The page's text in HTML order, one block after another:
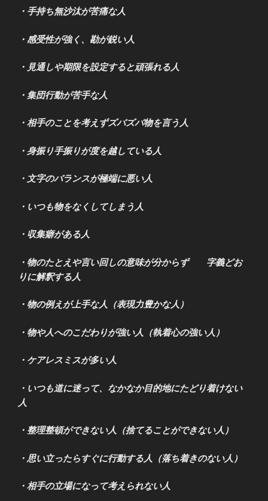
・手持ち無沙汰が苦痛な人
・感受性が強く、勘が鋭い人
・見通しや期限を設定すると頑張れる人
・集団行動が苦手な人
・相手のことを考えずズバズバ物を言う人
・身振り手振りが度を越している人
・文字のバランスが極端に悪い人
・いつも物をなくしてしまう人
・収集癖がある人
・物のたとえや言い回しの意味が分からず 字義どお
りに解釈する人
・物の例えが上手な人（表現力豊かな人）
・物や人へのこだわりが強い人（執着心の強い人）
・ケアレスミスが多い人
・いつも道に迷って、なかなか目的地にたどり着けない
人
・整理整頓ができない人（捨てることができない人）
・思い立ったらすぐに行動する人（落ち着きのない人）
・相手の立場になって考えられない人